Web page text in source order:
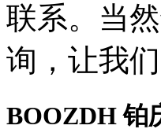
联系。当
询，让我
BOOZDH铂